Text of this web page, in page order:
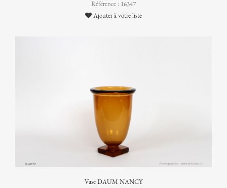
Référence : 16347
Ajouter à votre liste
Vase DAUM NANCY